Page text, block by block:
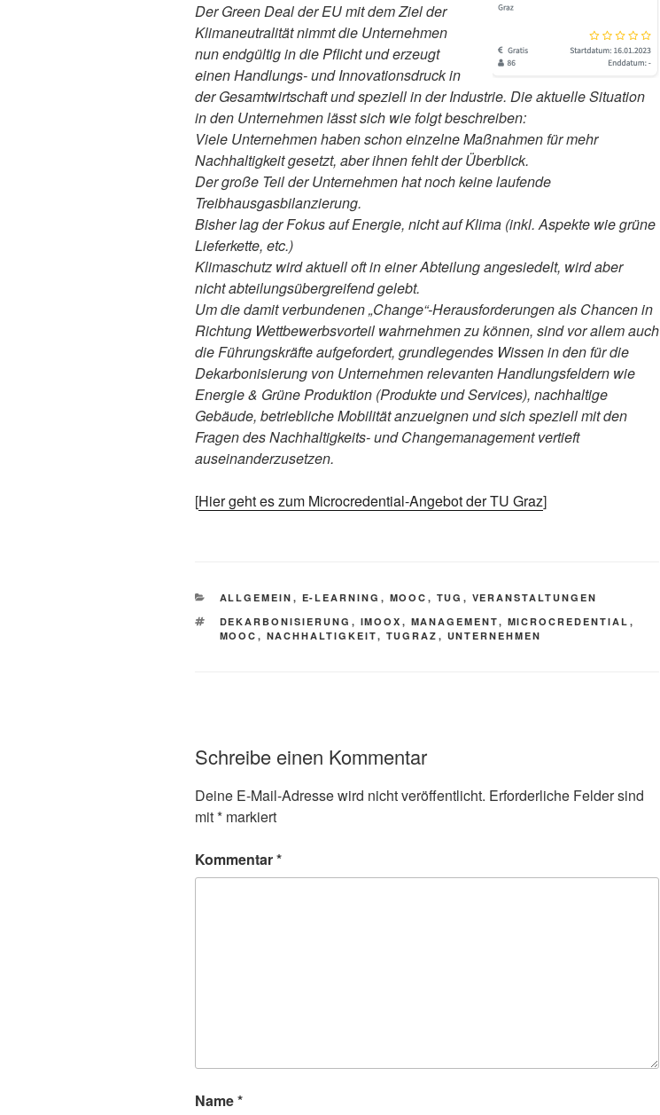
Der Green Deal der EU mit dem Ziel der
Klimaneutralität nimmt die Unternehmen
nun endgültig in die Pflicht und erzeugt
einen Handlungs- und Innovationsdruck in
der Gesamtwirtschaft und speziell in der Industrie. Die aktuelle Situation
in den Unternehmen lässt sich wie folgt beschreiben:
Viele Unternehmen haben schon einzelne Maßnahmen für mehr
Nachhaltigkeit gesetzt, aber ihnen fehlt der Überblick.
Der große Teil der Unternehmen hat noch keine laufende
Treibhausgasbilanzierung.
Bisher lag der Fokus auf Energie, nicht auf Klima (inkl. Aspekte wie grüne
Lieferkette, etc.)
Klimaschutz wird aktuell oft in einer Abteilung angesiedelt, wird aber
nicht abteilungsübergreifend gelebt.
Um die damit verbundenen „Change“-Herausforderungen als Chancen in
Richtung Wettbewerbsvorteil wahrnehmen zu können, sind vor allem auch
die Führungskräfte aufgefordert, grundlegendes Wissen in den für die
Dekarbonisierung von Unternehmen relevanten Handlungsfeldern wie
Energie & Grüne Produktion (Produkte und Services), nachhaltige
Gebäude, betriebliche Mobilität anzueignen und sich speziell mit den
Fragen des Nachhaltigkeits- und Changemanagement vertieft
auseinanderzusetzen.
[Hier geht es zum Microcredential-Angebot der TU Graz]
KATEGORIEN
ALLGEMEIN , E-LEARNING , MOOC , TUG , VERANSTALTUNGEN
SCHLAGWÖRTER
DEKARBONISIERUNG , IMOOX , MANAGEMENT, MICROCREDENTIAL ,
MOOC , NACHHALTIGKEIT, TUGRAZ , UNTERNEHMEN
Schreibe einen Kommentar
Deine E-Mail-Adresse wird nicht veröffentlicht. Erforderliche Felder sind
mit* markiert
Kommentar*
Name*